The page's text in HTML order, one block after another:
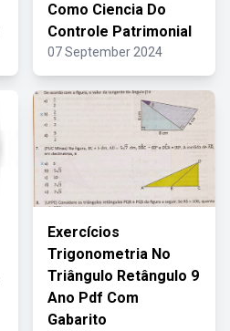
Como Ciencia Do
Controle Patrimonial
07 September 2024
Exercícios
Trigonometria No
Triângulo Retângulo 9
Ano Pdf Com
Gabarito